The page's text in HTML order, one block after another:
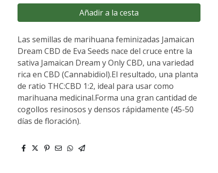
Añadir a la cesta
Las semillas de marihuana feminizadas Jamaican
Dream CBD de Eva Seeds nace del cruce entre la
sativa Jamaican Dream y Only CBD, una variedad
rica en CBD (Cannabidiol).El resultado, una planta
de ratio THC:CBD 1:2, ideal para usar como
marihuana medicinal.Forma una gran cantidad de
cogollos resinosos y densos rápidamente (45-50
días de floración).